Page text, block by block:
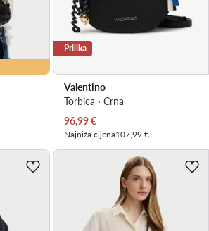
Prilika
Valentino
Torbica · Crna
Trenutna cijena
96,99€
Najniža cijena107,99 €